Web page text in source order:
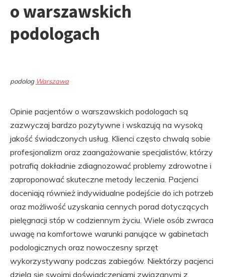
o warszawskich
podologach
podolog Warszawa
Opinie pacjentów o warszawskich podologach są
zazwyczaj bardzo pozytywne i wskazują na wysoką
jakość świadczonych usług. Klienci często chwalą sobie
profesjonalizm oraz zaangażowanie specjalistów, którzy
potrafią dokładnie zdiagnozować problemy zdrowotne i
zaproponować skuteczne metody leczenia. Pacjenci
doceniają również indywidualne podejście do ich potrzeb
oraz możliwość uzyskania cennych porad dotyczących
pielęgnacji stóp w codziennym życiu. Wiele osób zwraca
uwagę na komfortowe warunki panujące w gabinetach
podologicznych oraz nowoczesny sprzęt
wykorzystywany podczas zabiegów. Niektórzy pacjenci
dzielą się swoimi doświadczeniami związanymi z